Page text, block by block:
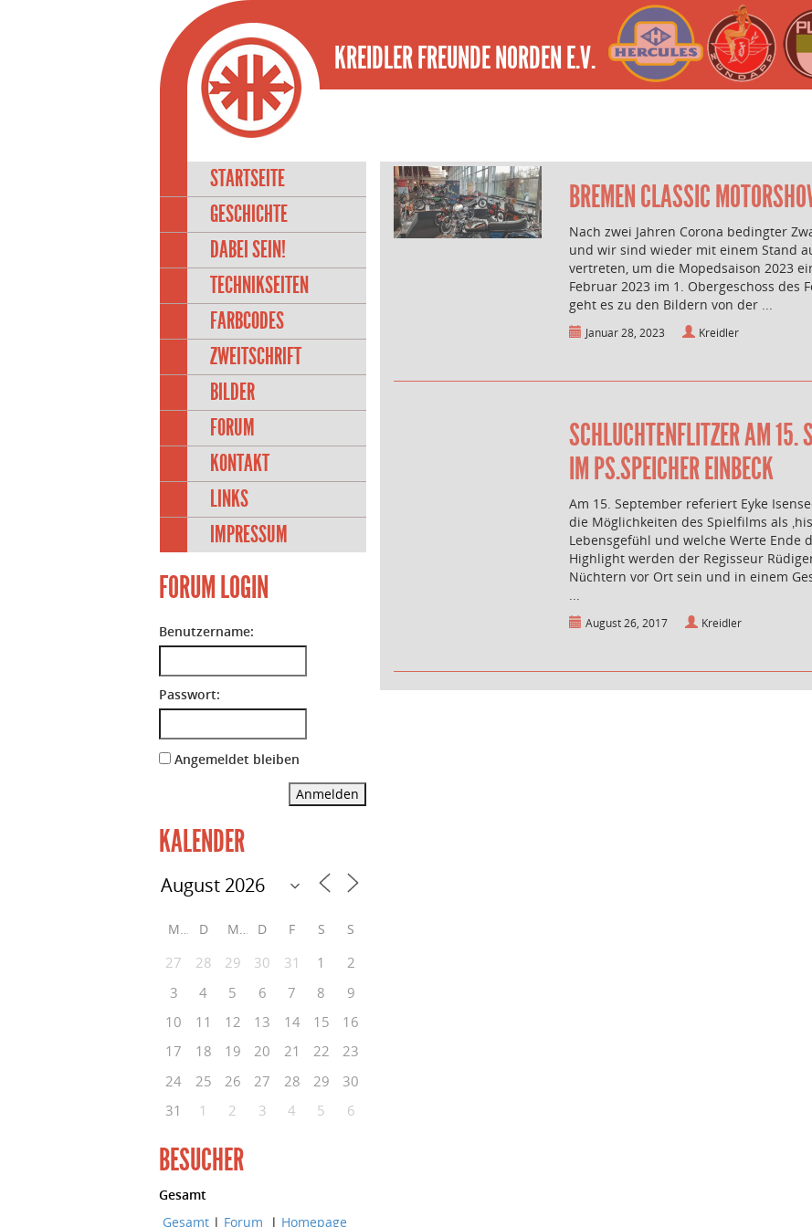
KREIDLER FREUNDE NORDEN E.V.
STARTSEITE
GESCHICHTE
DABEI SEIN!
TECHNIKSEITEN
FARBCODES
ZWEITSCHRIFT
BILDER
FORUM
KONTAKT
LINKS
IMPRESSUM
FORUM LOGIN
Benutzername:
Passwort:
Angemeldet bleiben
Anmelden
KALENDER
M D M D F S S
27 28 29 30 31 1
2
3
4 5 6 7 8
9
10
11 12 13 14 15
16
17
18 19 20 21 22
23
24
25 26 27 28 29
30
31
1 2 3 4 5 6
BESUCHER
Gesamt
Gesamt | Forum | Homepage
BREMEN CLASSIC
Nach zwei Jahren Corona bedingter
und wir sind wieder mit einem Stand
vertreten, um die Mopedsaison 2023
Februar 2023 im 1. Obergeschoss des
geht es zu den Bildern von der ...
Januar 28, 2023 Kreidler
SCHLUCHTENFLITZER AM
IM PS.SPEICHER EINBECK
Am 15. September referiert Eyke
die Möglichkeiten des Spielfilms als
Lebensgefühl und welche Werte Ende
Highlight werden der Regisseur
Nüchtern vor Ort sein und in einem
...
August 26, 2017 Kreidler